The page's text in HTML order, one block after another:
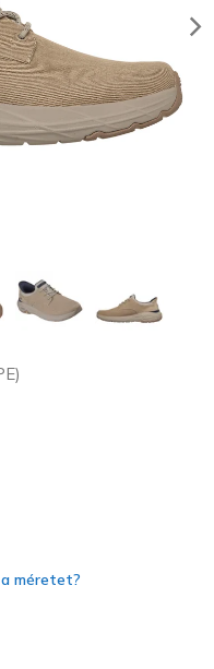
)
méretet?